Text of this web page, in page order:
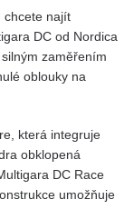
chcete najít
DC od Nordica
zaměřením
oblouky na
která integruje
obklopená
DC Race
umožňuje